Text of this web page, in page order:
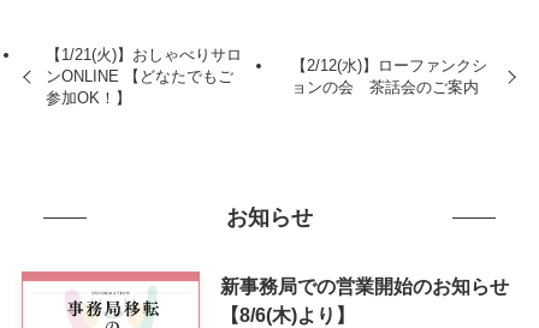
【1/21(火)】おしゃべりサロ
ンONLINE 【どなたでもご
参加OK！】
【2/12(水)】ローファンクシ
ョンの会 茶話会のご案内
お知らせ
新事務局での営業開始のお知らせ
【8/6(木)より】